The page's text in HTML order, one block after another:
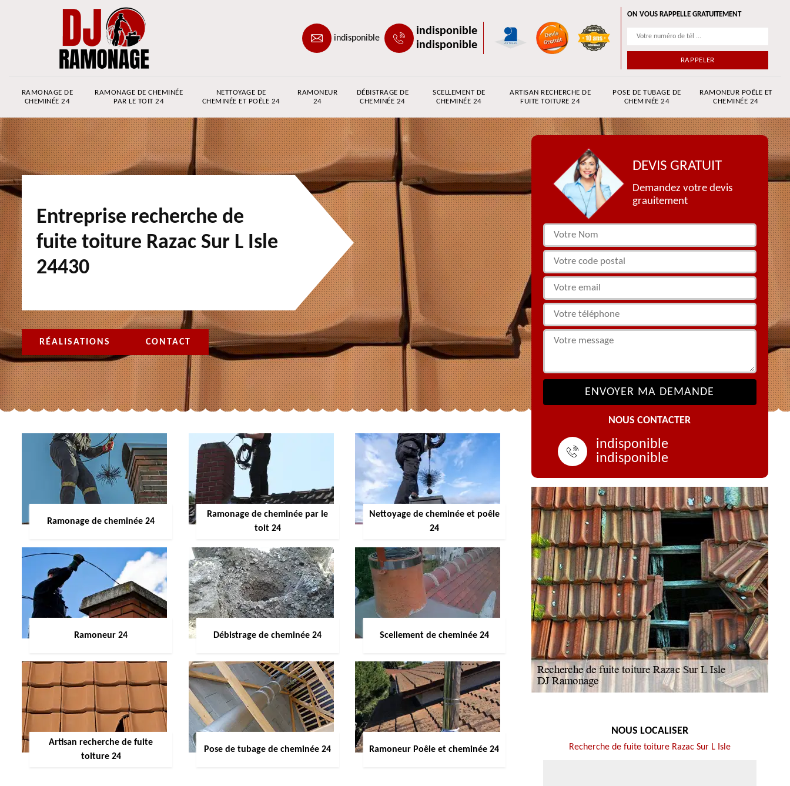
indisponible
indisponible
indisponible
ON VOUS RAPPELLE GRATUITEMENT
RAMONAGE DE
CHEMINÉE 24
RAMONAGE DE CHEMINÉE
PAR LE TOIT 24
NETTOYAGE DE
CHEMINÉE ET POÊLE 24
RAMONEUR
24
DÉBISTRAGE DE
CHEMINÉE 24
SCELLEMENT DE
CHEMINÉE 24
ARTISAN RECHERCHE DE
FUITE TOITURE 24
POSE DE TUBAGE DE
CHEMINÉE 24
RAMONEUR POÊLE ET
CHEMINÉE 24
Entreprise recherche de
fuite toiture Razac Sur L Isle
24430
RÉALISATIONS CONTACT
Ramonage de cheminée 24
Ramonage de cheminée par le
toit 24
Nettoyage de cheminée et poêle
24
Ramoneur 24 Débistrage de cheminée 24 Scellement de cheminée 24
Artisan recherche de fuite
toiture 24
Pose de tubage de cheminée 24 Ramoneur Poêle et cheminée 24
DEVIS GRATUIT
Demandez votre devis
grauitement
NOUS CONTACTER
indisponible
indisponible
NOUS LOCALISER
Recherche de fuite toiture Razac Sur L Isle